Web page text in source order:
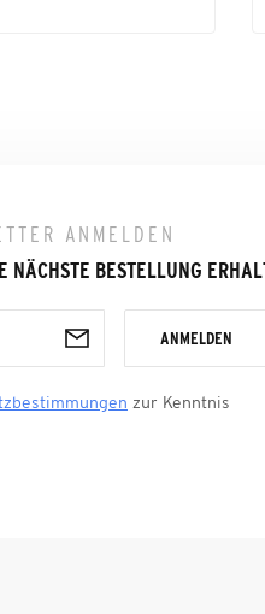
ANMELDEN
NÄCHSTE BESTELLUNG
ANMELDEN
zur Kenntnis